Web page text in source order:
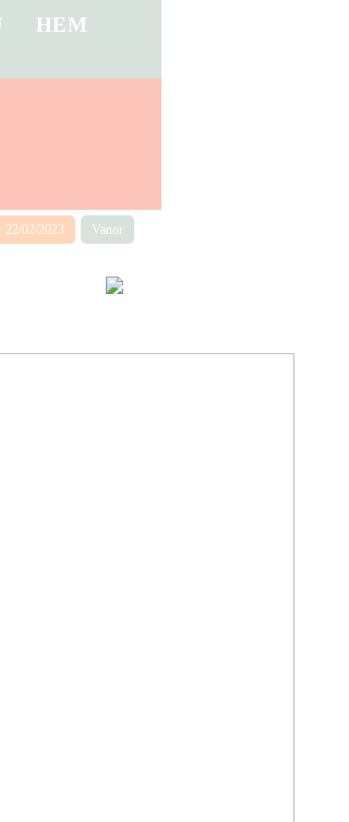
HEM
22/02/2023 Vanor